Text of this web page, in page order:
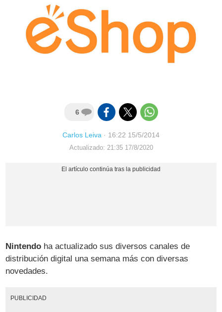
6
Carlos Leiva · 16:22 15/5/2014
Actualizado: 21:35 17/8/2020
Nintendo ha actualizado sus diversos canales de
distribución digital una semana más con diversas
novedades.
PUBLICIDAD